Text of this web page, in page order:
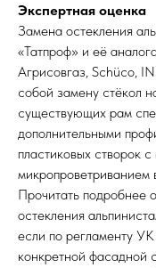
Экспертная оценка
Замена остекления
«Татпроф» и её
Агрисовгаз, Schüco,
собой замену стёкол
существующих рам
дополнительными
пластиковых створок
микропроветриванием
Прочитать подробнее
остекления
если по регламенту
конкретной фасадной